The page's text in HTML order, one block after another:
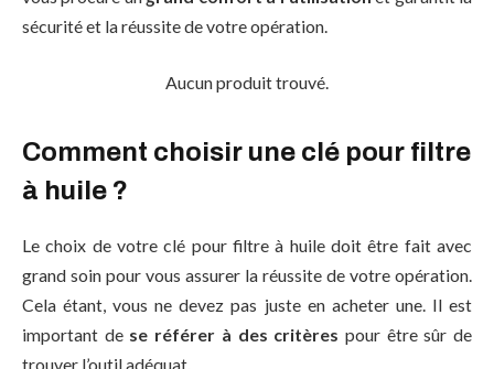
sécurité et la réussite de votre opération.
Aucun produit trouvé.
Comment choisir une clé pour filtre
à huile ?
Le choix de votre clé pour filtre à huile doit être fait avec
grand soin pour vous assurer la réussite de votre opération.
Cela étant, vous ne devez pas juste en acheter une. Il est
important de se référer à des critères pour être sûr de
trouver l’outil adéquat.